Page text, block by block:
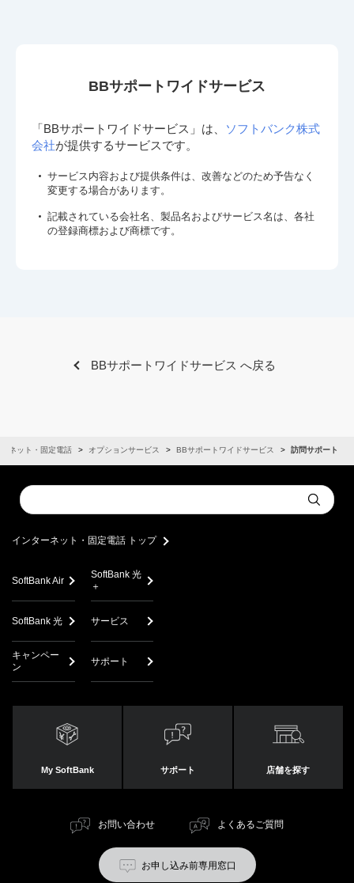
BBサポートワイドサービス
「BBサポートワイドサービス」は、
ソフトバンク株式
会社が提供するサービスです。
サービス内容および提供条件は、改善などのため予告なく
変更する場合があります。
記載されている会社名、製品名およびサービス名は、各社
の登録商標および商標です。
BBサポートワイドサービス へ戻る
ネット・固定電話 オプションサービス BBサポートワイドサービス 訪問サポート
Conduct
a
Submit
インターネット・固定電話 トップ
SoftBank Air
SoftBank 光
＋
SoftBank 光 サービス
キャンペー
ン
サポート
My SoftBank サポート 店舗を探す
お問い合わせ よくあるご質問
お申し込み前専用窓口